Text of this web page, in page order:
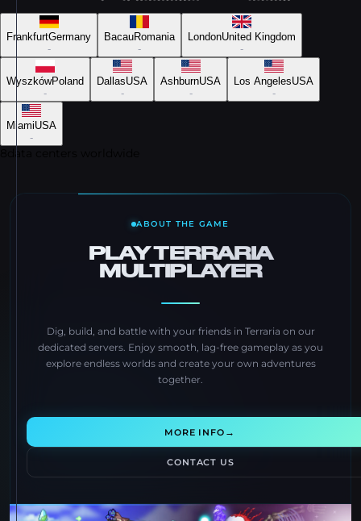
FrankfurtGermany
-
BacauRomania
-
LondonUnited Kingdom
-
WyszkówPoland
-
DallasUSA
-
AshburnUSA
-
Los AngelesUSA
-
MiamiUSA
-
ABOUT THE GAME
PLAY TERRARIA
MULTIPLAYER
Dig, build, and battle with your friends in Terraria on our
dedicated servers. Enjoy smooth, lag-free gameplay as you
explore endless worlds and create your own adventures
together.
MORE INFO →
CONTACT US